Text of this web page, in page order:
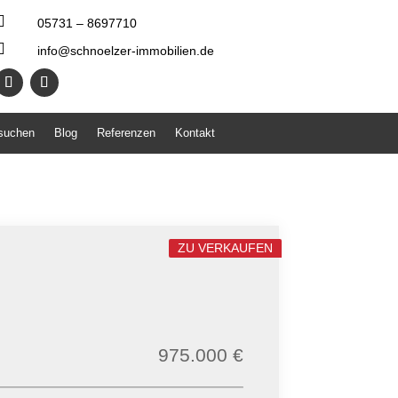
05731 – 8697710
info@schnoelzer-immobilien.de
Blog Referenzen Kontakt
ZU VERKAUFEN
975.000 €